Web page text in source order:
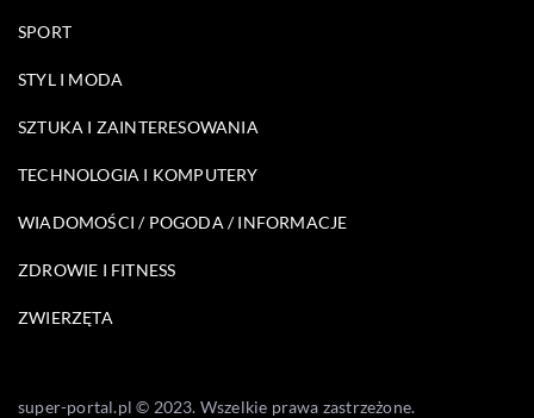
SPORT
STYL I MODA
SZTUKA I ZAINTERESOWANIA
TECHNOLOGIA I KOMPUTERY
WIADOMOŚCI / POGODA / INFORMACJE
ZDROWIE I FITNESS
ZWIERZĘTA
super-portal.pl © 2023. Wszelkie prawa zastrzeżone.